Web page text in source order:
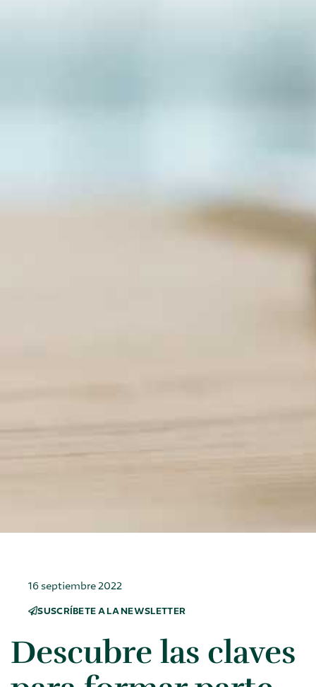
16 septiembre 2022
SUSCRÍBETE A LA NEWSLETTER
Descubre las claves